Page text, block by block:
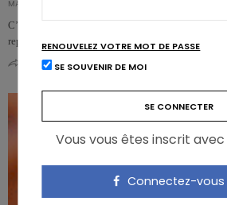
MAGALI JACOBS
C’est un fait, l’écrasante majorité des personnes
reprennent, comme un yo-yo. Même si les études
0
RENOUVELEZ VOTRE MOT DE PASSE
SE SOUVENIR DE MOI
Vous vous êtes inscrit
Connectez-vous